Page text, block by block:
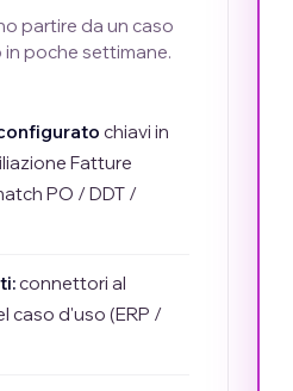
partire da un caso
poche settimane.
chiavi in
Fatture
PO / DDT /
connettori al
caso d'uso (ERP /